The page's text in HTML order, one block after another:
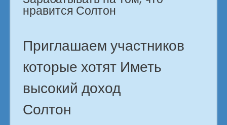
нравится Солтон
Приглашаем участников
которые хотят Иметь
высокий доход
Солтон